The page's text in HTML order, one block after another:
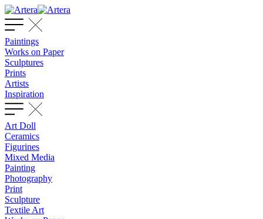
Paintings
Works on Paper
Sculptures
Prints
Artists
Inspiration
Art Doll
Ceramics
Figurines
Mixed Media
Painting
Photography
Print
Sculpture
Textile Art